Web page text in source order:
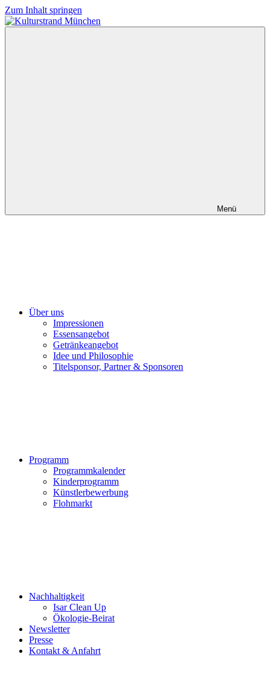
Zum Inhalt springen
Menü
Über uns
Impressionen
Essensangebot
Getränkeangebot
Idee und Philosophie
Titelsponsor, Partner & Sponsoren
Programm
Programmkalender
Kinderprogramm
Künstlerbewerbung
Flohmarkt
Nachhaltigkeit
Isar Clean Up
Ökologie-Beirat
Newsletter
Presse
Kontakt & Anfahrt